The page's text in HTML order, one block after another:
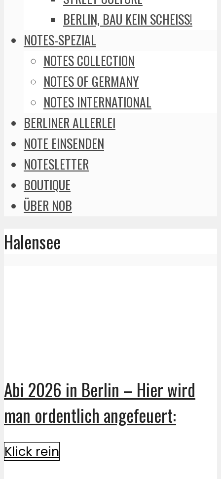
BERLIN, BAU KEIN SCHEISS!
NOTES-SPEZIAL
NOTES COLLECTION
NOTES OF GERMANY
NOTES INTERNATIONAL
BERLINER ALLERLEI
NOTE EINSENDEN
NOTESLETTER
BOUTIQUE
ÜBER NOB
Halensee
Abi 2026 in Berlin – Hier wird
man ordentlich angefeuert:
Klick rein